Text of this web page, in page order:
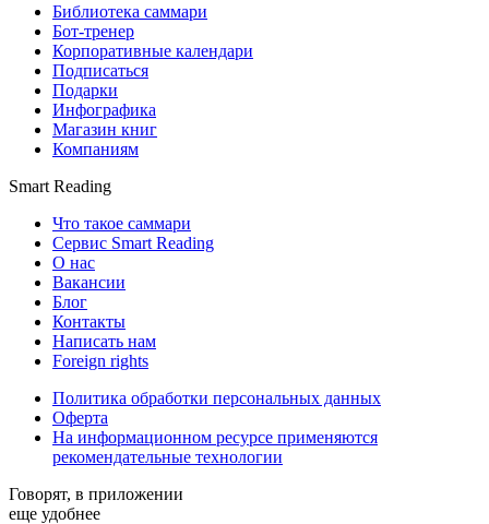
Библиотека саммари
Бот-тренер
Корпоративные календари
Подписаться
Подарки
Инфографика
Магазин книг
Компаниям
Smart Reading
Что такое саммари
Сервис Smart Reading
О нас
Вакансии
Блог
Контакты
Написать нам
Foreign rights
Политика обработки персональных данных
Оферта
На информационном ресурсе применяются
рекомендательные технологии
Говорят, в приложении
еще удобнее